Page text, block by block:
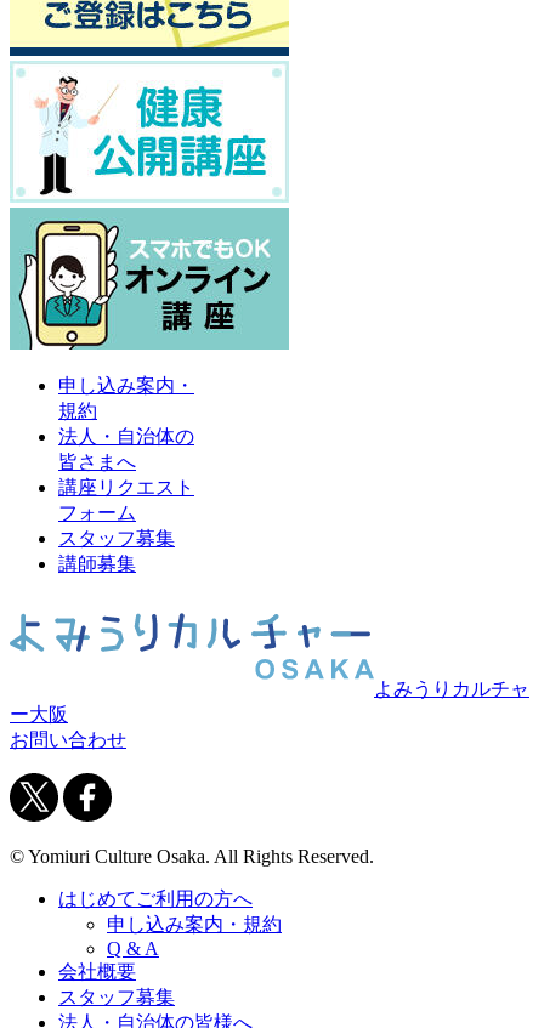
申し込み案内・
規約
法人・自治体の
皆さまへ
講座リクエスト
フォーム
スタッフ募集
講師募集
よみうりカルチャ
ー大阪
お問い合わせ
© Yomiuri Culture Osaka. All Rights Reserved.
はじめてご利用の方へ
申し込み案内・規約
Q & A
会社概要
スタッフ募集
法人・自治体の皆様へ